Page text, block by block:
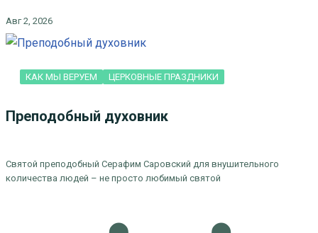
Авг 2, 2026
КАК МЫ ВЕРУЕМ ЦЕРКОВНЫЕ ПРАЗДНИКИ
Преподобный духовник
Святой преподобный Серафим Саровский для внушительного
количества людей – не просто любимый святой